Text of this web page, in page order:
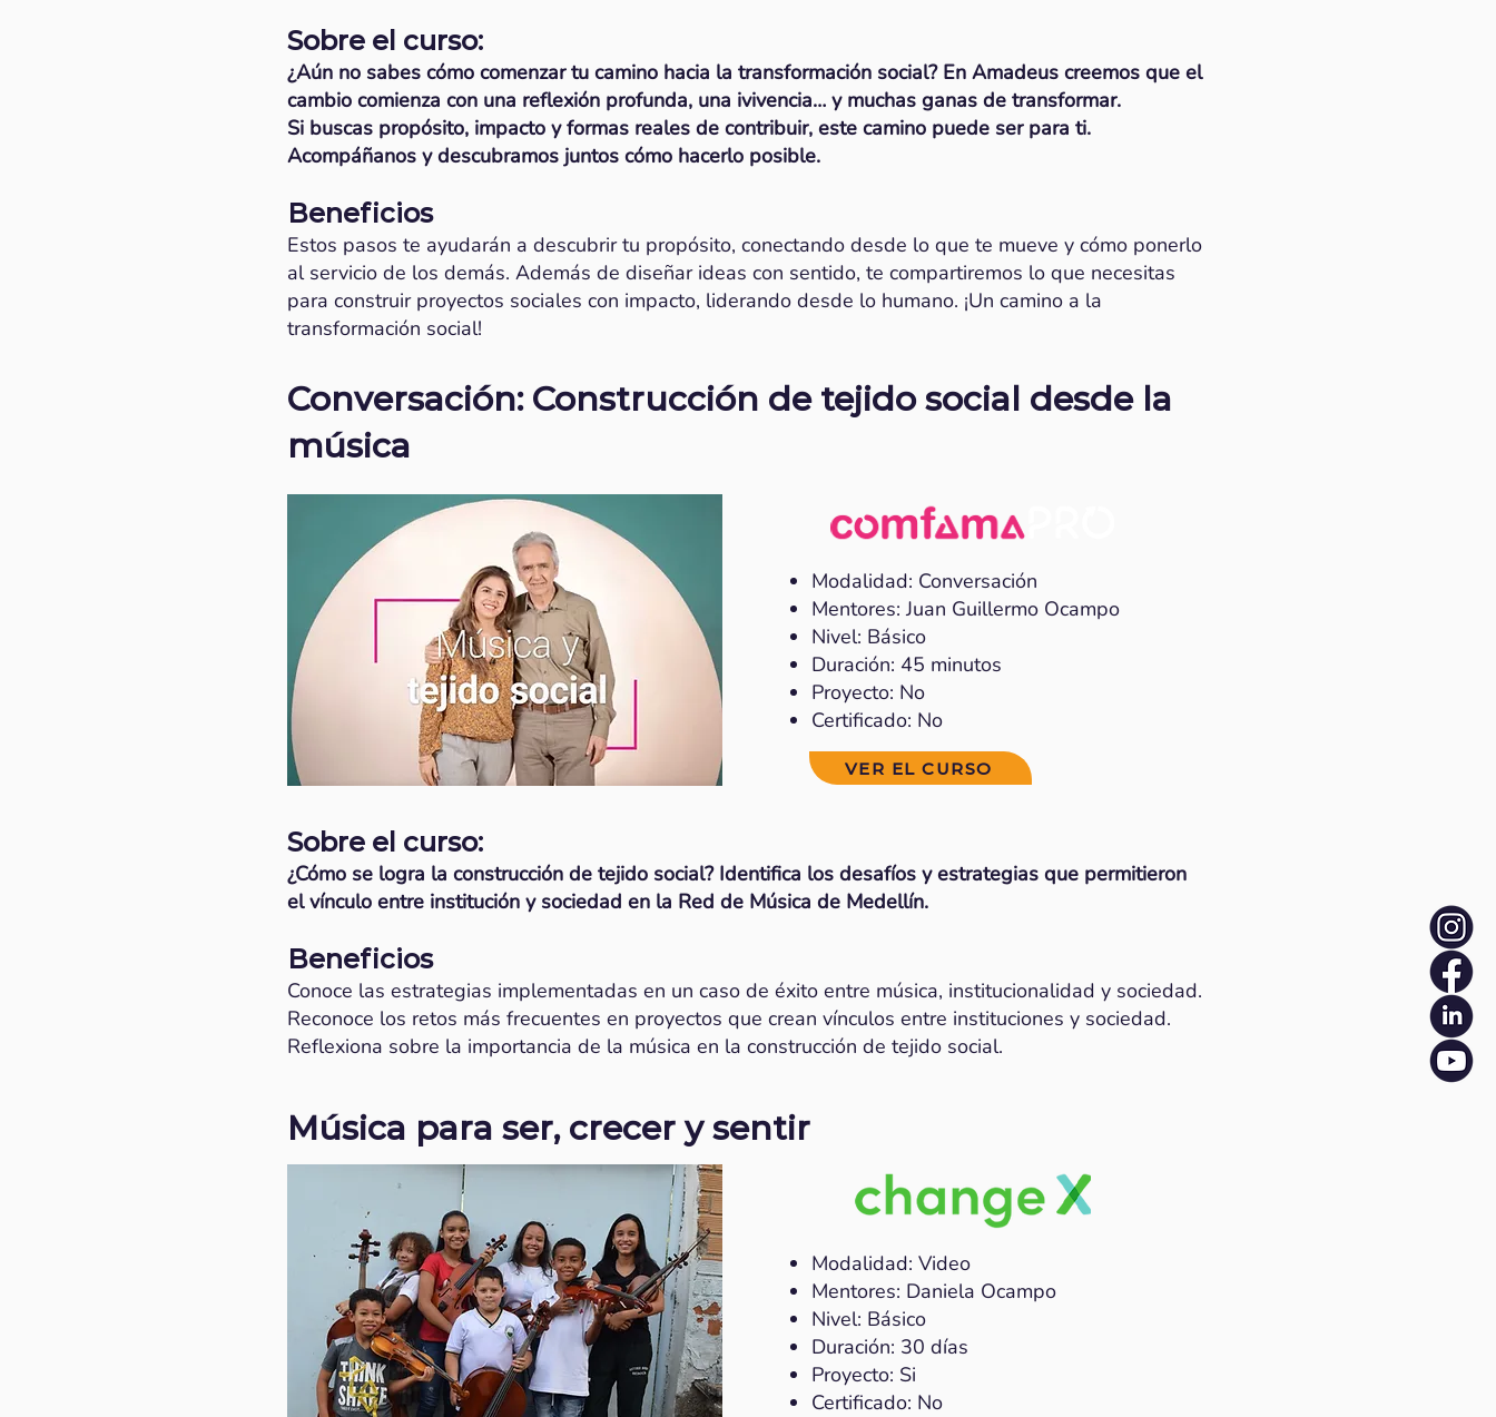
Sobre el curso:
¿Aún no sabes cómo comenzar tu camino hacia la transformación social? En Amadeus creemos que el
cambio comienza con una reflexión profunda, una ivivencia… y muchas ganas de transformar.
Si buscas propósito, impacto y formas reales de contribuir, este camino puede ser para ti.
Acompáñanos y descubramos juntos cómo hacerlo posible.
Beneficios
Estos pasos te ayudarán a descubrir tu propósito, conectando desde lo que te mueve y cómo ponerlo
al servicio de los demás. Además de diseñar ideas con sentido, te compartiremos lo que necesitas
para construir proyectos sociales con impacto, liderando desde lo humano. ¡Un camino a la
transformación social!
Conversación: Construcción de tejido social desde la
música
Modalidad: Conversación
Mentores: Juan Guillermo Ocampo
Nivel: Básico
Duración: 45 minutos
Proyecto: No
Certificado: No
VER EL CURSO
Sobre el curso:
¿Cómo se logra la construcción de tejido social? Identifica los desafíos y estrategias que permitieron
el vínculo entre institución y sociedad en la Red de Música de Medellín.
Beneficios
Conoce las estrategias implementadas en un caso de éxito entre música, institucionalidad y sociedad.
Reconoce los retos más frecuentes en proyectos que crean vínculos entre instituciones y sociedad.
Reflexiona sobre la importancia de la música en la construcción de tejido social.
Música para ser, crecer y sentir
Modalidad: Video
Mentores: Daniela Ocampo
Nivel: Básico
Duración: 30 días
Proyecto: Si
Certificado: No